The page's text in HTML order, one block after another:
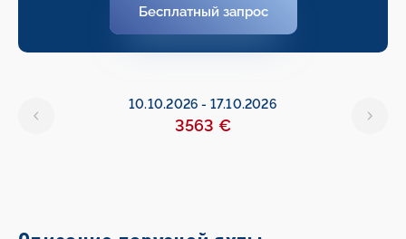
Бесплатный запрос
10.10.2026 - 17.10.2026
3563 €